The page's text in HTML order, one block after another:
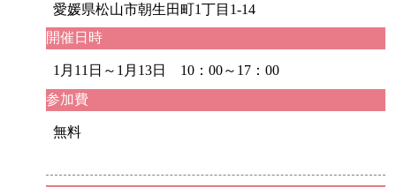
愛媛県松山市朝生田町1丁目1-14
開催日時
1月11日～1月13日 10：00～17：00
参加費
無料